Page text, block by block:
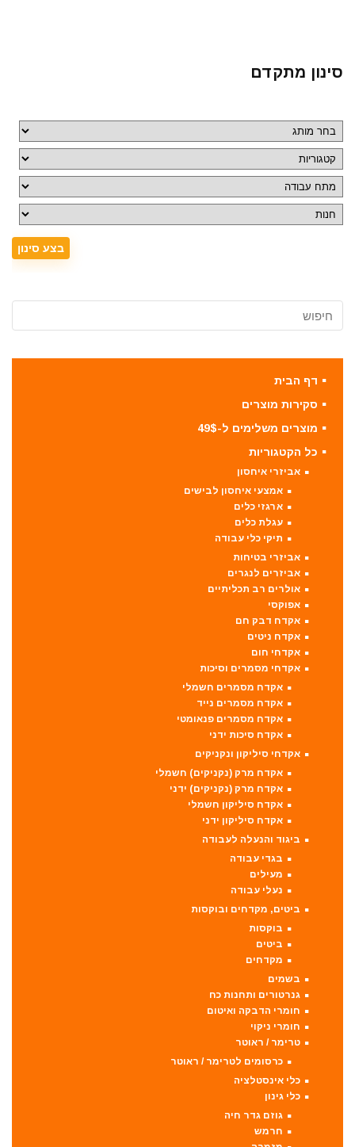
סינון מתקדם
דף הבית
סקירות מוצרים
מוצרים משלימים ל-49$
כל הקטגוריות
אביזרי איחסון
אמצעי איחסון לבישים
ארגזי כלים
עגלת כלים
תיקי כלי עבודה
אביזרי בטיחות
אביזרים לנגרים
אולרים רב תכליתיים
אפוקסי
אקדח דבק חם
אקדח ניטים
אקדחי חום
אקדחי מסמרים וסיכות
אקדח מסמרים חשמלי
אקדח מסמרים נייד
אקדח מסמרים פנאומטי
אקדח סיכות ידני
אקדחי סיליקון ונקניקים
אקדח מרק (נקניקים) חשמלי
אקדח מרק (נקניקים) ידני
אקדח סיליקון חשמלי
אקדח סיליקון ידני
ביגוד והנעלה לעבודה
בגדי עבודה
מעילים
נעלי עבודה
ביטים, מקדחים ובוקסות
בוקסות
ביטים
מקדחים
בשמים
גנרטורים ותחנות כח
חומרי הדבקה ואיטום
חומרי ניקוי
טרימר / ראוטר
כרסומים לטרימר / ראוטר
כלי אינסטלציה
כלי גינון
גוזם גדר חיה
חרמש